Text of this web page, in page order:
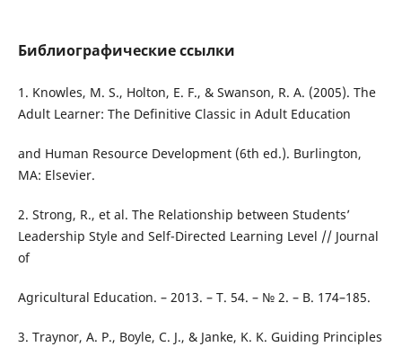
Библиографические ссылки
1. Knowles, M. S., Holton, E. F., & Swanson, R. A. (2005). The
Adult Learner: The Definitive Classic in Adult Education
and Human Resource Development (6th ed.). Burlington,
MA: Elsevier.
2. Strong, R., et al. The Relationship between Students’
Leadership Style and Self-Directed Learning Level // Journal
of
Agricultural Education. – 2013. – T. 54. – № 2. – B. 174–185.
3. Traynor, A. P., Boyle, C. J., & Janke, K. K. Guiding Principles